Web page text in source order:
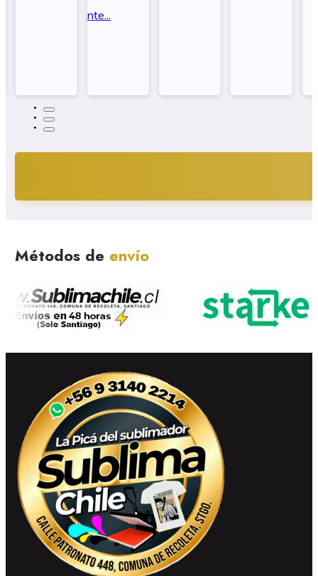
Resistente...tamaño...
Métodos de envío